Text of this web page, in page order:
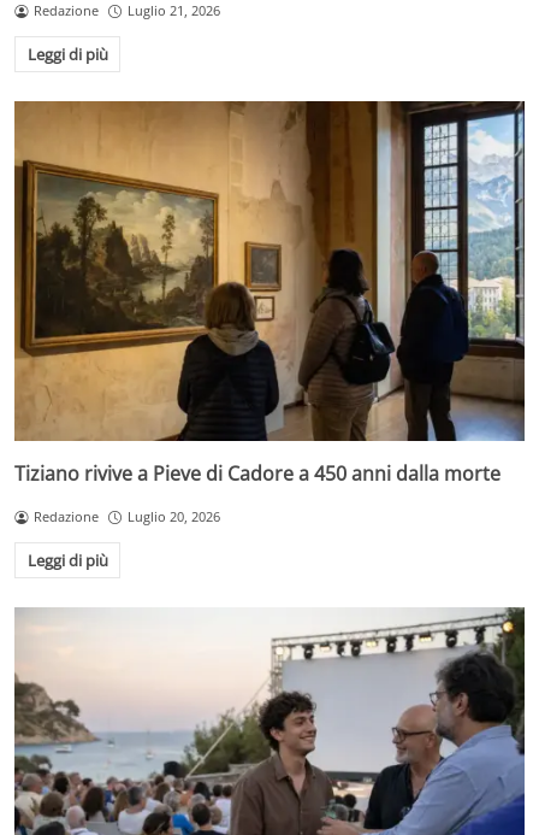
Redazione Luglio 21, 2026
Leggi di più
Tiziano rivive a Pieve di Cadore a 450 anni dalla morte
Redazione Luglio 20, 2026
Leggi di più